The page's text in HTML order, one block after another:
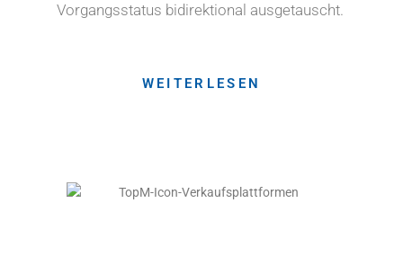
Vorgangsstatus bidirektional ausgetauscht.
WEITERLESEN